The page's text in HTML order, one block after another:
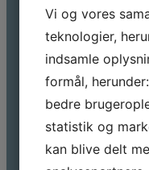
Vi bearbejder
Rustfri stål
Aluminium
Vi og vores
teknologier,
indsamle
formål,
bedre
statistik og
kan blive delt